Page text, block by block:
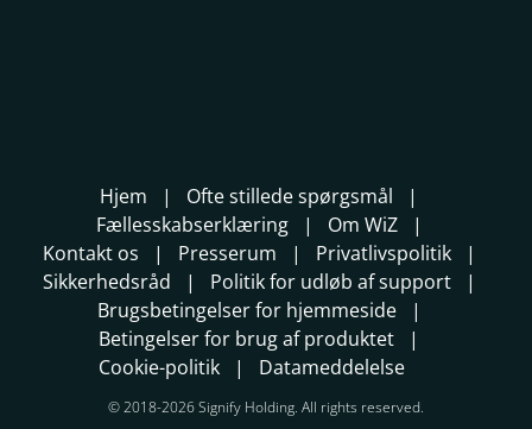
Hjem
Ofte stillede spørgsmål
Fællesskabserklæring
Om WiZ
Kontakt os
Presserum
Privatlivspolitik
Sikkerhedsråd
Politik for udløb af support
Brugsbetingelser for hjemmeside
Betingelser for brug af produktet
Cookie-politik
Datameddelelse
© 2018-2026 Signify Holding. All rights reserved.